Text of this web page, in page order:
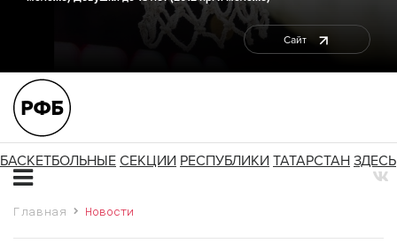
Сайт
БАСКЕТБОЛЬНЫЕ СЕКЦИИ РЕСПУБЛИКИ ТАТАРСТАН ЗДЕСЬ
Главная Новости